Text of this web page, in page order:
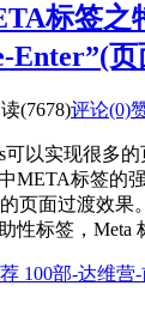
标签之
Enter”(
(7678)评论(0)
可以实现很多
META标签的
页面过渡效果
性标签，Meta